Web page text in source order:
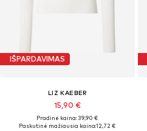
IŠPARDAVIMAS
LIZ KAEBER
15,90 €
Pradinė kaina: 39,90 €
Paskutinė mažiausia kaina:12,72 €